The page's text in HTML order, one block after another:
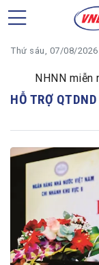
Thứ sáu, 07/08/2026
NHNN miễn
HỖ TRỢ